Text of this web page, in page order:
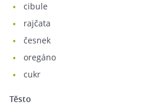
cibule
rajčata
česnek
oregáno
cukr
Těsto